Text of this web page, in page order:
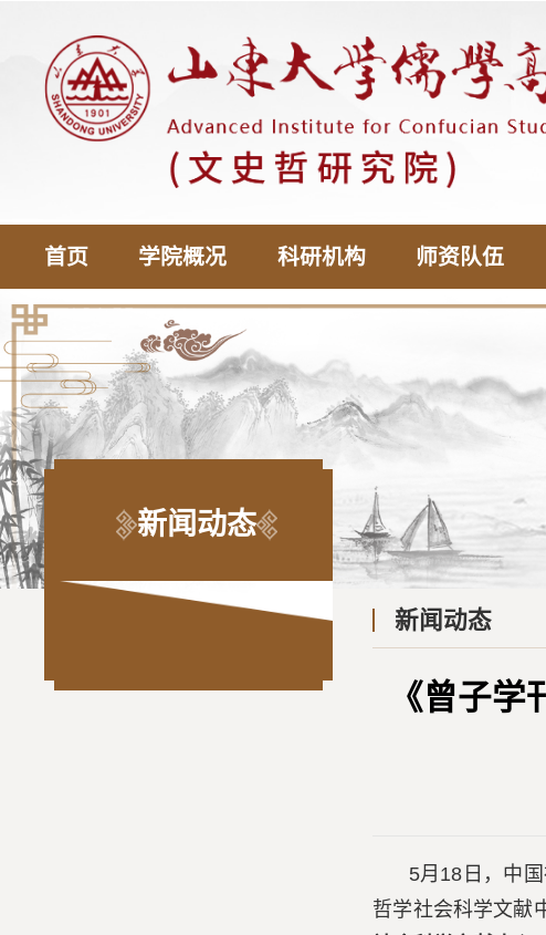
首页 学院概况 科研机构 师资队伍
新闻动态
新闻动态
《曾子
5月18日，中
哲学社会科学文献